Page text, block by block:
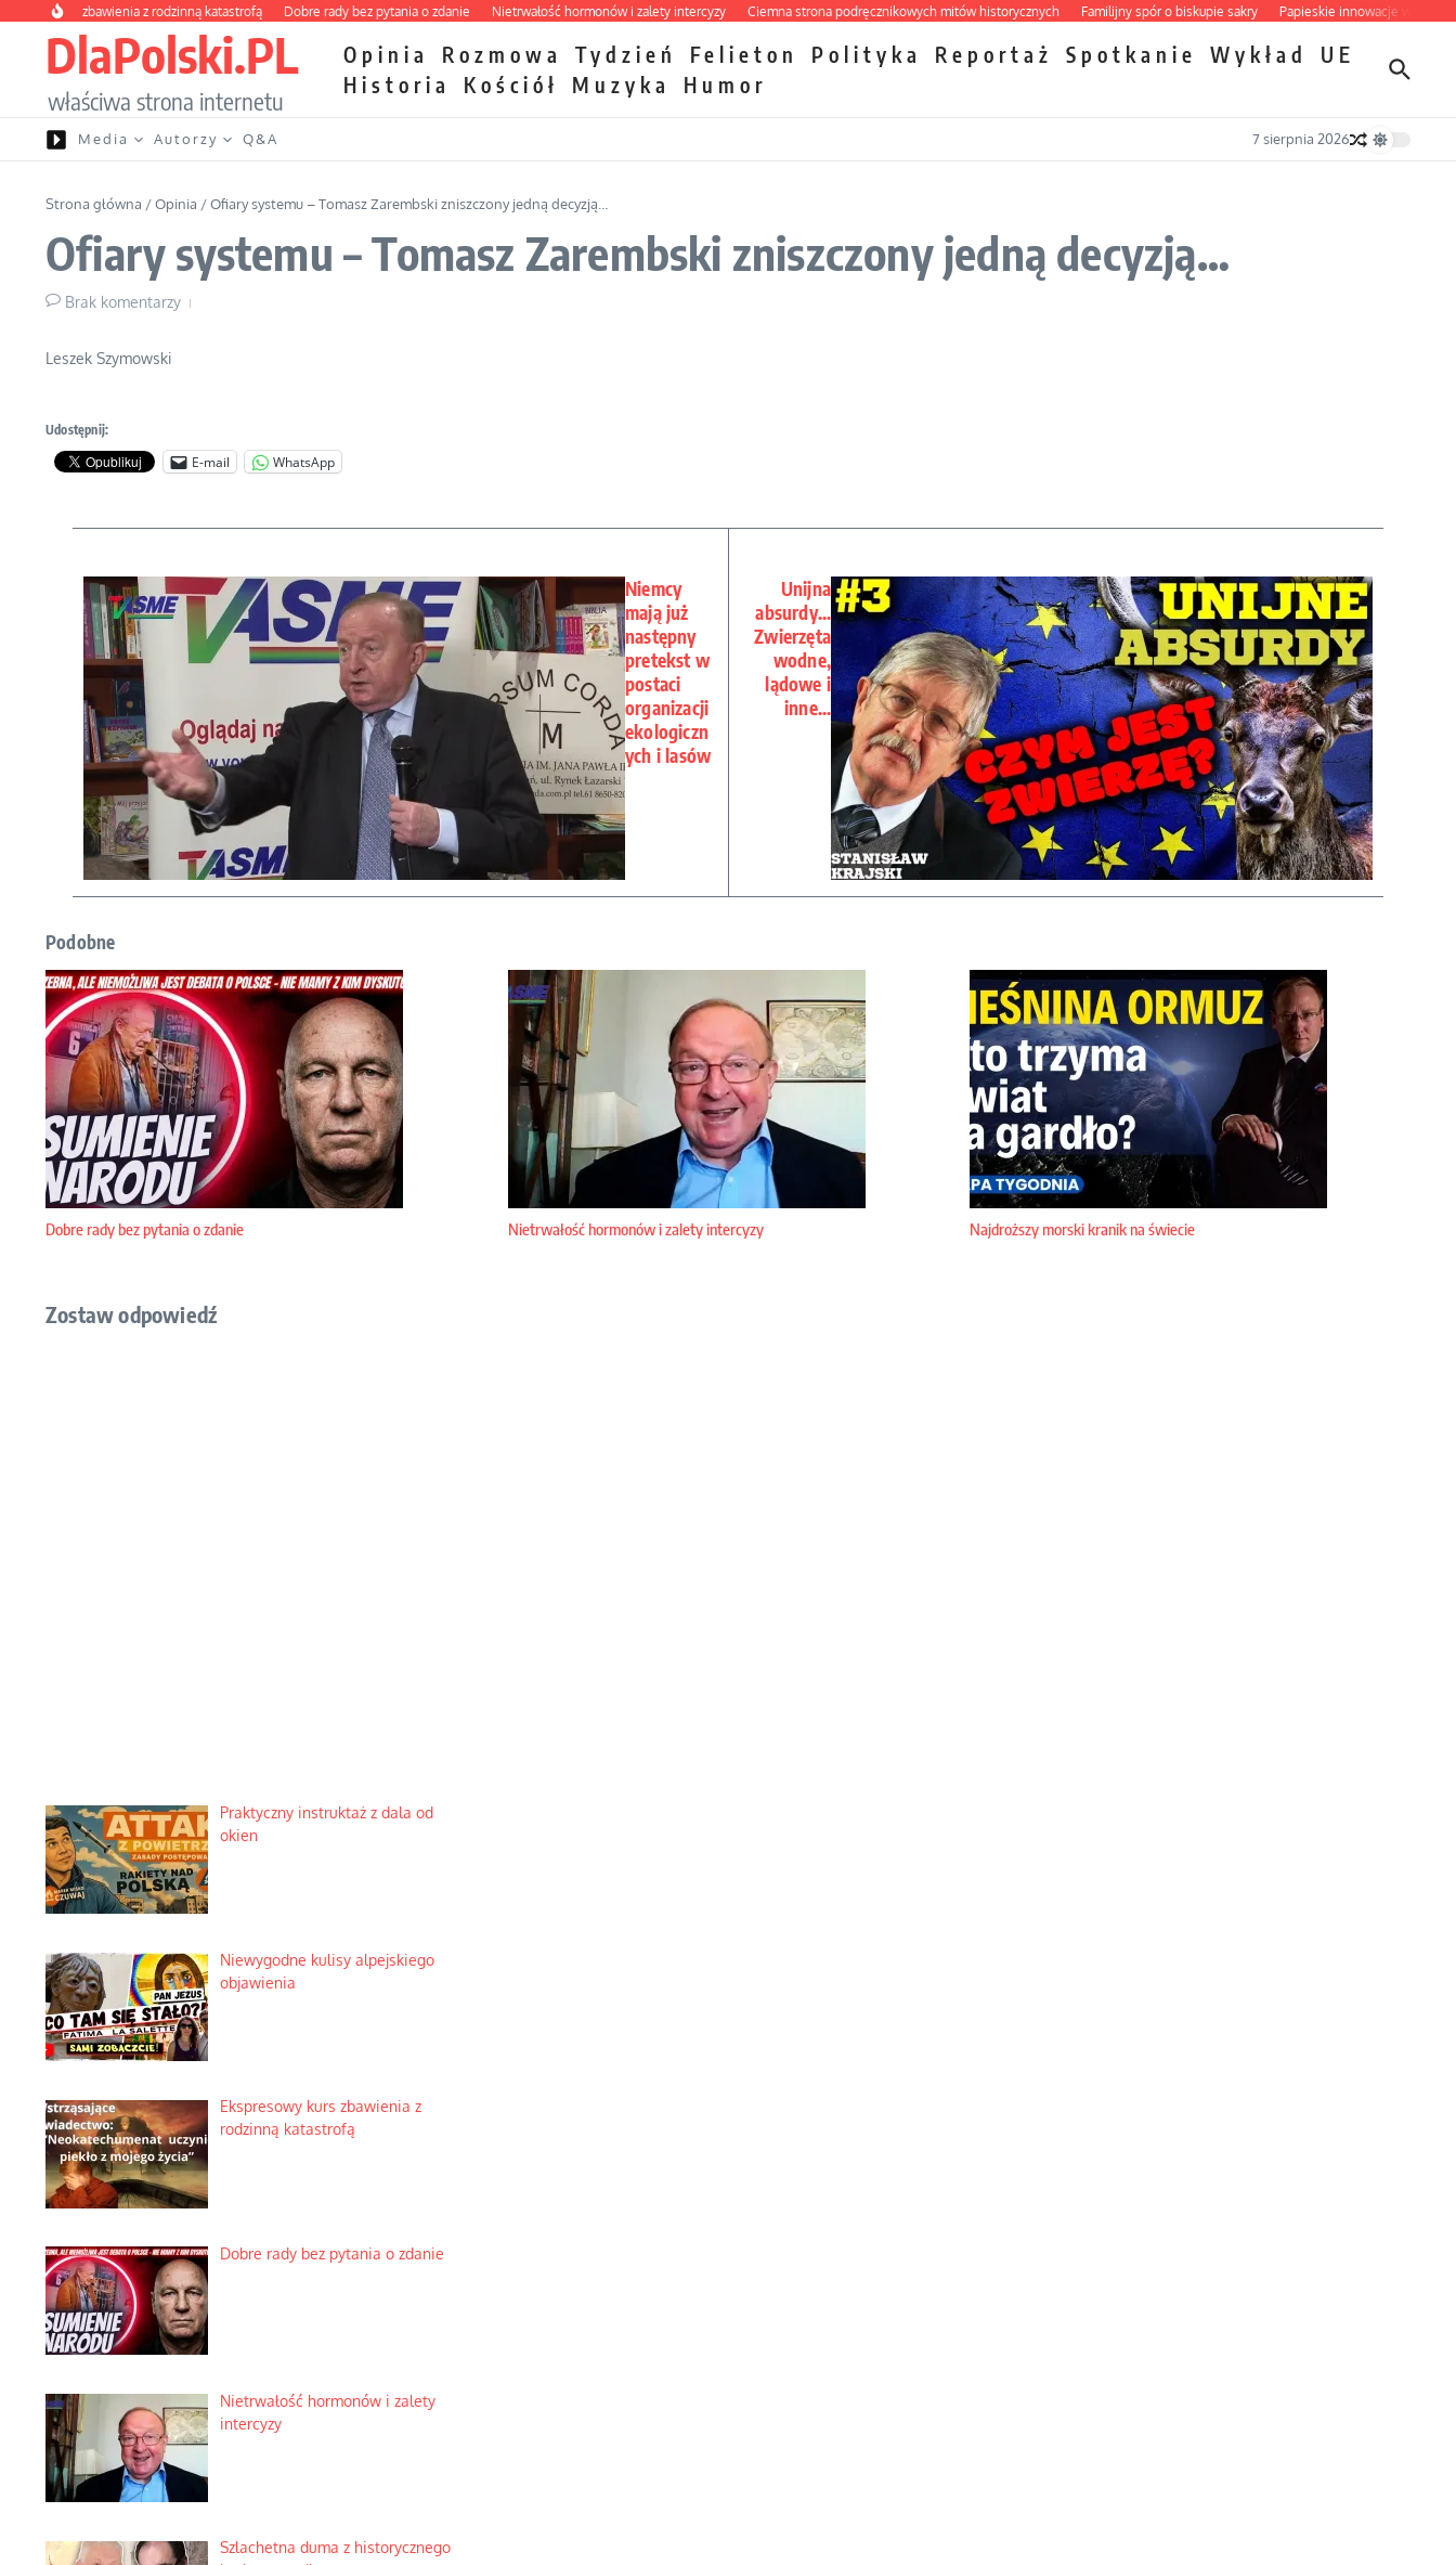
Przejdź do treści
kurs zbawienia z rodzinną katastrofą Dobre rady bez pytania o zdanie Nietrwałość hormonów i zalety intercyzy Ciemna strona podręcznikowych mitów historycznych Familijny spór o biskupie sakry Papieskie innowacje w tradycyjnym
DlaPolski.PL
właściwa strona internetu
Opinia Rozmowa Tydzień Felieton Polityka Reportaż Spotkanie Wykład
UE
Historia
Kościół Muzyka Humor
Media Autorzy Q&A 7 sierpnia 2026
Strona główna /Opinia /Ofiary systemu – Tomasz Zarembski zniszczony jedną decyzją…
Ofiary systemu – Tomasz Zarembski zniszczony jedną decyzją…
Brak komentarzy
Leszek Szymowski
Udostępnij:
E-mail WhatsApp
Niemcy
mają już
następny
pretekst w
postaci
organizacji
ekologiczn
ych i lasów
Unijna
absurdy…
Zwierzęta
wodne,
lądowe i
inne…
Podobne
Dobre rady bez pytania o zdanie Nietrwałość hormonów i zalety intercyzy Najdroższy morski kranik na świecie
Zostaw odpowiedź
Praktyczny instruktaż z dala od
okien
Niewygodne kulisy alpejskiego
objawienia
Ekspresowy kurs zbawienia z
rodzinną katastrofą
Dobre rady bez pytania o zdanie
Nietrwałość hormonów i zalety
intercyzy
Szlachetna duma z historycznego